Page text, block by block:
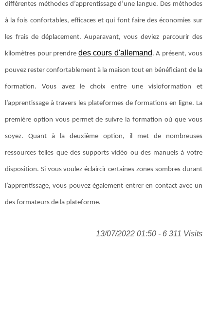
différentes méthodes d’apprentissage d’une langue. Des méthodes
à la fois confortables, efficaces et qui font faire des économies sur
les frais de déplacement. Auparavant, vous deviez parcourir des
kilomètres pour prendre des cours d'allemand . A présent, vous
pouvez rester confortablement à la maison tout en bénéficiant de la
formation. Vous avez le choix entre une visioformation et
l’apprentissage à travers les plateformes de formations en ligne. La
première option vous permet de suivre la formation où que vous
soyez. Quant à la deuxième option, il met de nombreuses
ressources telles que des supports vidéo ou des manuels à votre
disposition. Si vous voulez éclaircir certaines zones sombres durant
l’apprentissage, vous pouvez également entrer en contact avec un
des formateurs de la plateforme.
13/07/2022 01:50 - 6 311 Visits